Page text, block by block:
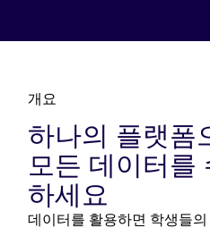
개요
하나의 플랫폼
모든 데이터를
하세요
데이터를 활용하면 학생들